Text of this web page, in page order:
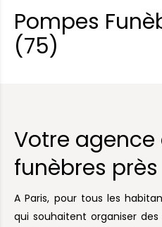
Pompes
(75)
Votre
funèbres près
A Paris, pour tous les
qui souhaitent organiser